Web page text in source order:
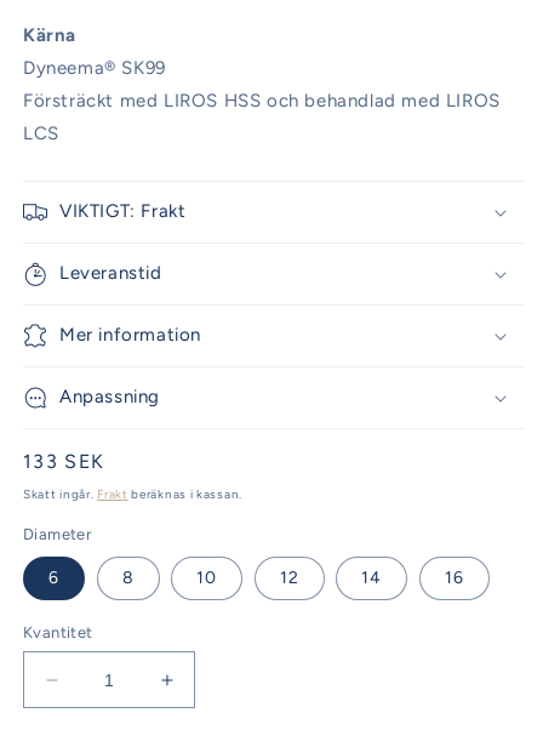
Kärna
Dyneema® SK99
Försträckt med LIROS HSS och behandlad med LIROS
LCS
VIKTIGT: Frakt
Leveranstid
Mer information
Anpassning
Ordinarie
pris
133 SEK
Skatt ingår. Frakt beräknas i kassan.
Diameter
6 8 10 12 14 16
Kvantitet
Minska
kvantitet
Öka
kvantitet